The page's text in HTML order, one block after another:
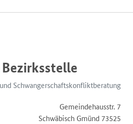
Schwangerschaftskonfliktberatung
Gemeindehausstr. 7
73525 Schwäbisch Gmünd